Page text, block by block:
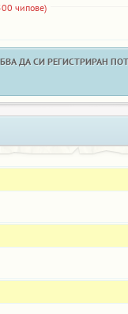
чипове)
ДА СИ РЕГИСТРИРАН